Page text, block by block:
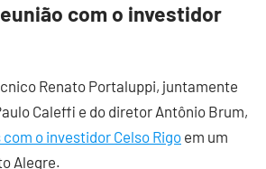
com o investidor
Renato Portaluppi, juntamente
Caleffi e do diretor Antônio Brum,
o investidor Celso Rigo em um
Alegre.